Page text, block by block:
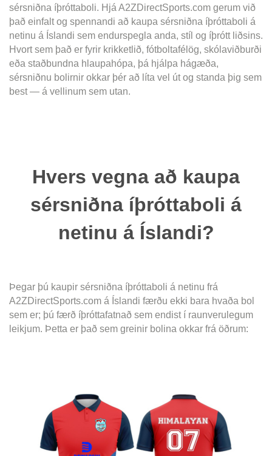
sérsniðna íþróttaboli. Hjá A2ZDirectSports.com gerum við
það einfalt og spennandi að kaupa sérsniðna íþróttaboli á
netinu á Íslandi sem endurspegla anda, stíl og íþrótt liðsins.
Hvort sem það er fyrir krikketlið, fótboltafélög, skólaviðburði
eða staðbundna hlaupahópa, þá hjálpa hágæða,
sérsniðnu bolirnir okkar þér að líta vel út og standa þig sem
best — á vellinum sem utan.
Hvers vegna að kaupa
sérsniðna íþróttaboli á
netinu á Íslandi?
Þegar þú kaupir sérsniðna íþróttaboli á netinu frá
A2ZDirectSports.com á Íslandi færðu ekki bara hvaða bol
sem er; þú færð íþróttafatnað sem endist í raunverulegum
leikjum. Þetta er það sem greinir bolina okkar frá öðrum: